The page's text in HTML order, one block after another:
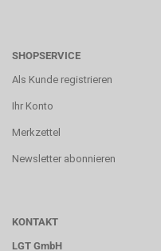
SHOPSERVICE
Als Kunde registrieren
Ihr Konto
Merkzettel
Newsletter abonnieren
KONTAKT
LGT GmbH